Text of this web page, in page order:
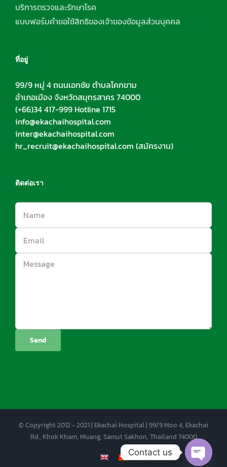
บริการตรวจและรักษาโรค
แบบฟอร์มคำขอใช้สิทธิของเจ้าของข้อมูลส่วนบุคคล
ที่อยู่
99/9 หมู่ 4 ถนนเอกชัย ตำบลโคกขาม
อำเภอเมือง จังหวัดสมุทรสาคร 74000
(+66)34 417-999 Hotline 1715
info@ekachaihospital.com
inter@ekachaihospital.com
hr_recruit@ekachaihospital.com (สมัครงาน)
ติดต่อเรา
© Copyright 2012 - 2021 | Ekachai Hospital | 99/9 Moo 4, Ekachai
Rd., Khok Kham, Muang, Samut Sakhon, Thailand 74000
EN CNContact us